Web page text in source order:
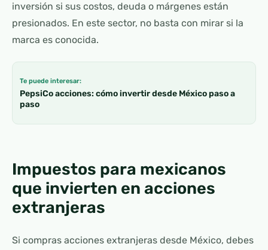
inversión si sus costos, deuda o márgenes están
presionados. En este sector, no basta con mirar si la
marca es conocida.
Te puede interesar:
PepsiCo acciones: cómo invertir desde México paso a
paso
Impuestos para mexicanos
que invierten en acciones
extranjeras
Si compras acciones extranjeras desde México, debes